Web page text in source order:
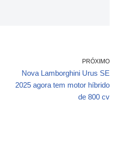
PRÓXIMO
Nova Lamborghini Urus SE
2025 agora tem motor híbrido
de 800 cv